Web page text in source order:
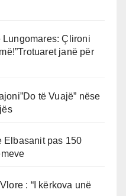
Lungomares: Çlironi
janë për
të Vuajë” nëse
Elbasanit pas 150
: “I kërkova unë